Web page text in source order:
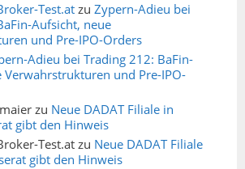
Test.at zu Zypern-Adieu bei
Aufsicht, neue
und Pre-IPO-Orders
Adieu bei Trading 212: BaFin-
Verwahrstrukturen und Pre-IPO-
zu Neue DADAT Filiale in
gibt den Hinweis
Test.at zu Neue DADAT Filiale
gibt den Hinweis